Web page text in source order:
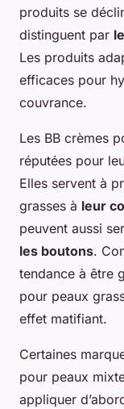
produits se
distinguent par
Les produits
efficaces pour
couvrance.
Les BB crèmes
réputées pour
Elles servent à
grasses à leur
peuvent aussi
les boutons.
tendance à être
pour peaux
effet matifiant.
Certaines
pour peaux
appliquer